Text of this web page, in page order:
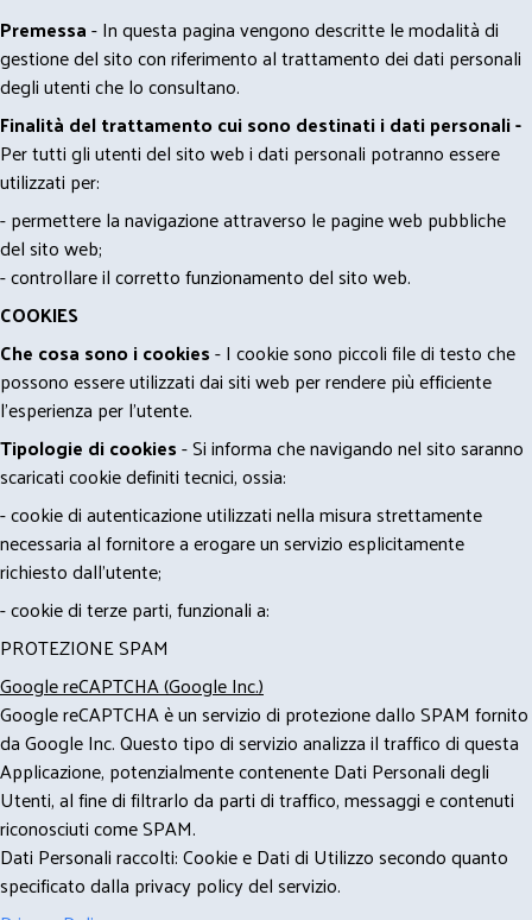
Premessa- In questa pagina vengono descritte le modalità di
gestione del sito con riferimento al trattamento dei dati personali
degli utenti che lo consultano.
Finalità del trattamento cui sono destinati i dati personali -
Per tutti gli utenti del sito web i dati personali potranno essere
utilizzati per:
- permettere la navigazione attraverso le pagine web pubbliche
del sito web;
- controllare il corretto funzionamento del sito web.
COOKIES
Che cosa sono i cookies- I cookie sono piccoli file di testo che
possono essere utilizzati dai siti web per rendere più efficiente
l'esperienza per l'utente.
Tipologie di cookies- Si informa che navigando nel sito saranno
scaricati cookie definiti tecnici, ossia:
- cookie di autenticazione utilizzati nella misura strettamente
necessaria al fornitore a erogare un servizio esplicitamente
richiesto dall'utente;
- cookie di terze parti, funzionali a:
PROTEZIONE SPAM
Google reCAPTCHA (Google Inc.)
Google reCAPTCHA è un servizio di protezione dallo SPAM fornito
da Google Inc. Questo tipo di servizio analizza il traffico di questa
Applicazione, potenzialmente contenente Dati Personali degli
Utenti, al fine di filtrarlo da parti di traffico, messaggi e contenuti
riconosciuti come SPAM.
Dati Personali raccolti: Cookie e Dati di Utilizzo secondo quanto
specificato dalla privacy policy del servizio.